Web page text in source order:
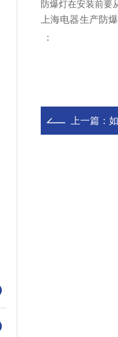
防爆灯在安装前要
上海电器生产防
：
上一篇：